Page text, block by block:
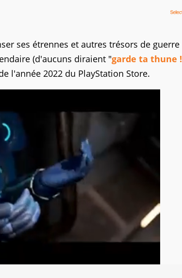
ses étrennes et autres trésors de guerre
(d'aucuns diraient "garde ta thune !
l'année 2022 du PlayStation Store.